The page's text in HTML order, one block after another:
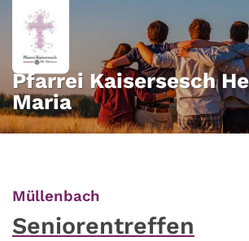
Zum Inhalt springen
Pfarrei Kaisersesch
Maria
Müllenbach
Seniorentreffen